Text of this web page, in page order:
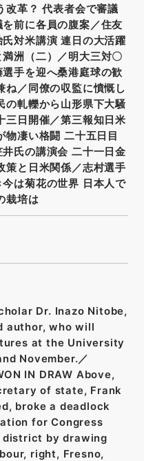
改革？ 代表者会で審議
前に各員の腹案／住友
対米講演 連日の大活躍
洲（二）／明大三対〇
手を迎へ桑港庭球の歓
ね／同僚の収監に憤慨し
の軋轢から山形県下大騒
三日開催／第三報知日米
凄い格闘 二十五日目
氏の講演会 二十一日金
策と日米関係／志村選手
は菊花の世界 日本人で
栽培は
Dr. Inazo Nitobe,
author, who will
at the University
November.／
IN DRAW Above,
of state, Frank
broke a deadlock
for Congress
by drawing
right, Fresno,